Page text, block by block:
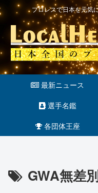
プロレスで日本を元気
最新ニュース
選手名鑑
各団体王座
GWA無差